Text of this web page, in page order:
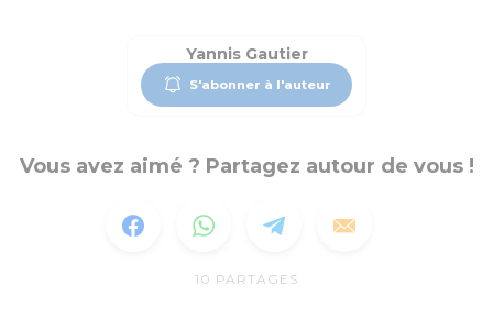
Yannis Gautier
S'abonner à l'auteur
Vous avez aimé ? Partagez autour de vous !
10 PARTAGES